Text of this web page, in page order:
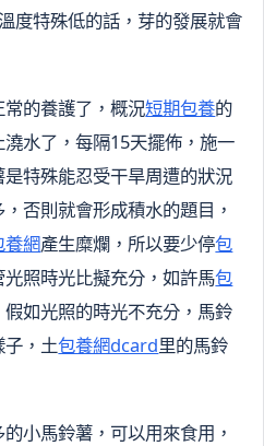
度特殊低的話，芽的發展就會
的養護了，概況短期包養的
水了，每隔15天擺佈，施一
特殊能忍受干旱周遭的狀況
否則就會形成積水的題目，
養網產生糜爛，所以要少停包
照時光比擬充分，如許馬包
如光照的時光不充分，馬鈴
子，土包養網dcard里的馬鈴
小馬鈴薯，可以用來食用，